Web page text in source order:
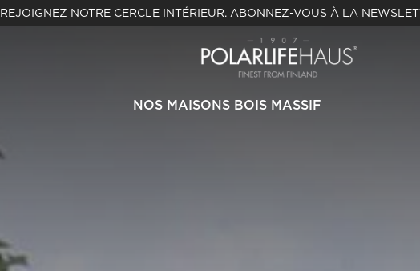
REJOIGNEZ NOTRE CERCLE INTÉRIEUR. ABONNEZ-VOUS À LA
NOS MAISONS BOIS MASSIF